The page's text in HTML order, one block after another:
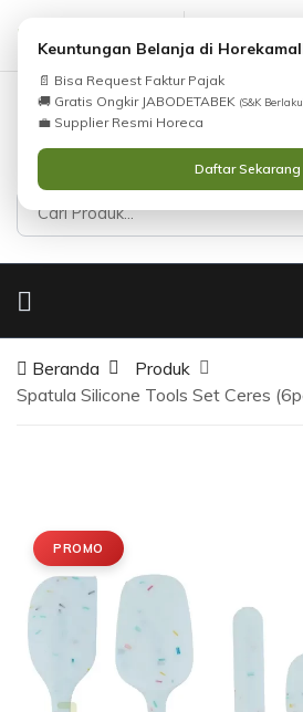
(021)
Keuntungan Belanja di
📄 Bisa Request Faktur Pajak
🚚 Gratis Ongkir JABODETABEK (S&K
💼 Supplier Resmi Horeca
Daftar Sekarang
Beranda
Produk
Spatula Silicone Tools Set Ceres
PROMO